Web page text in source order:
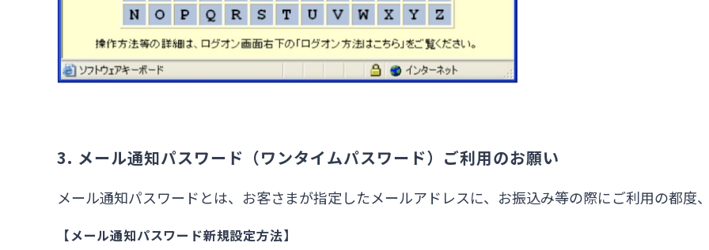
3. メール通知パスワード（ワンタイムパスワード）ご利用のお願い
メール通知パスワードとは、お客さまが指定したメールアドレスに、お振込み等の際にご利用の都度
【メール通知パスワード新規設定方法】